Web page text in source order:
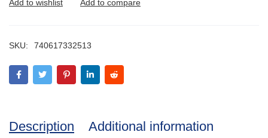
SKU: 740617332513
Description Additional information